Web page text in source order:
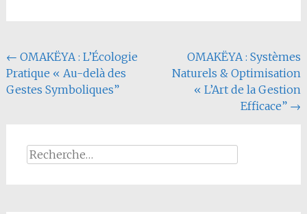
Navigation
de
l'article
← OMAKËYA : L’Écologie
Pratique « Au-delà des
Gestes Symboliques”
OMAKËYA : Systèmes
Naturels & Optimisation
« L’Art de la Gestion
Efficace” →
Rechercher :